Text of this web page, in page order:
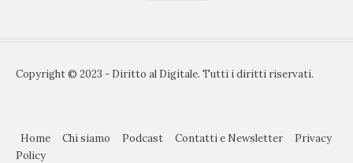
Copyright © 2023 - Diritto al Digitale. Tutti i diritti riservati.
Home Chi siamo Podcast Contatti e Newsletter
Privacy
Policy